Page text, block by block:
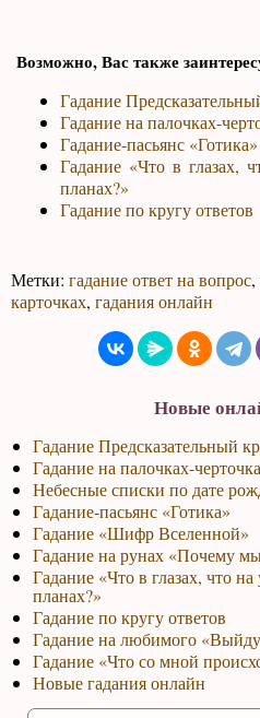
Возможно, Вас также
Гадание
Гадание на палочках-
Гадание-пасьянс «Готика»
Гадание «Что в глазах,
планах?»
Гадание по кругу ответов
Метки:гадание ответ на вопрос,
карточках,гадания онлайн
Новые
Гадание Предсказательный
Гадание на палочках-
Небесные списки по дате
Гадание-пасьянс «Готика»
Гадание «Шифр Вселенной»
Гадание на рунах «Почему
Гадание «Что в глазах, что
планах?»
Гадание по кругу ответов
Гадание на любимого
Гадание «Что со мной
Новые гадания онлайн